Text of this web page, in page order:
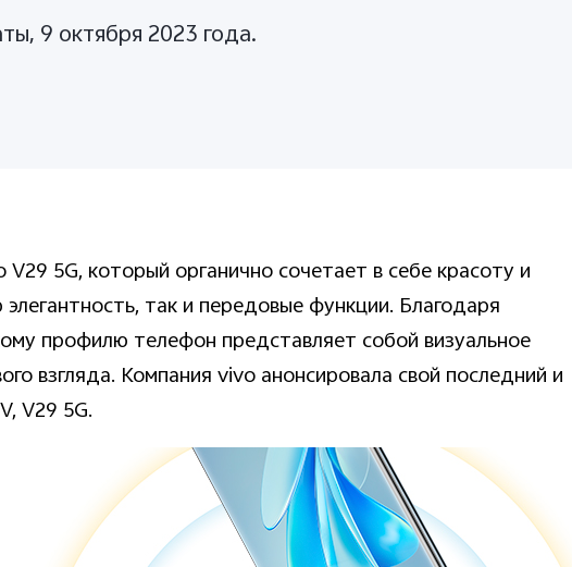
9 oктября 2023 года.
V29 5G, который органично сочетает в себе красоту и
так и передовые функции. Благодаря
профилю телефон представляет собой визуальное
взгляда. Компанияvivoанонсировала свой последний и
V,V29 5G.